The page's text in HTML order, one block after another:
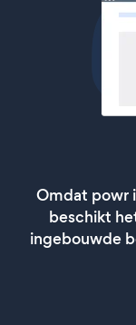
Omdat powr
beschikt
ingebouwde